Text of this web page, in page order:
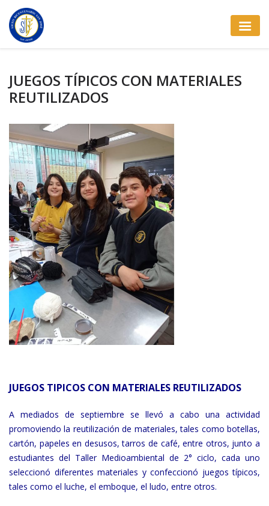
JUEGOS TÍPICOS CON MATERIALES
REUTILIZADOS
JUEGOS TIPICOS CON MATERIALES REUTILIZADOS
A mediados de septiembre se llevó a cabo una actividad
promoviendo la reutilización de materiales, tales como botellas,
cartón, papeles en desusos, tarros de café, entre otros, junto a
estudiantes del Taller Medioambiental de 2° ciclo, cada uno
seleccionó diferentes materiales y confeccionó juegos típicos,
tales como el luche, el emboque, el ludo, entre otros.